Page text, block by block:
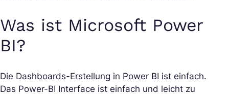
Was ist Microsoft Power
BI?
Die Dashboards-Erstellung in Power BI ist einfach.
Das Power-BI Interface ist einfach und leicht zu